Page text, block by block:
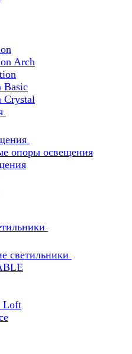
Arch
Basic
Crystal
опоры освещения
светильники
Loft